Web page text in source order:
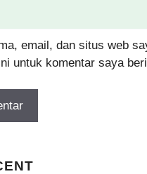
email, dan situs web
untuk komentar saya